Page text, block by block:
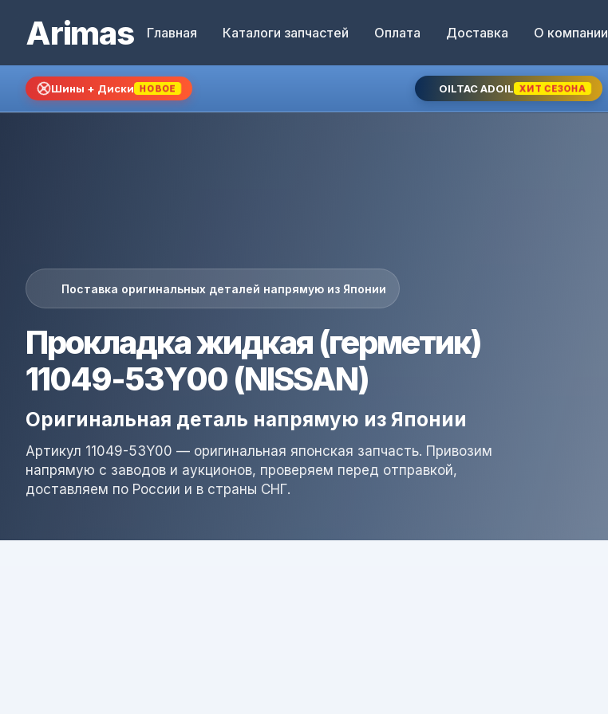
Arimas Главная Каталоги запчастей Оплата Доставка О компании
Шины + Диски НОВОЕ OILTAC ADOIL ХИТ СЕЗОНА
Поставка оригинальных деталей напрямую из Японии
Прокладка жидкая (герметик)
11049-53Y00 (NISSAN)
Оригинальная деталь напрямую из Японии
Артикул 11049-53Y00 — оригинальная японская запчасть. Привозим
напрямую с заводов и аукционов, проверяем перед отправкой,
доставляем по России и в страны СНГ.